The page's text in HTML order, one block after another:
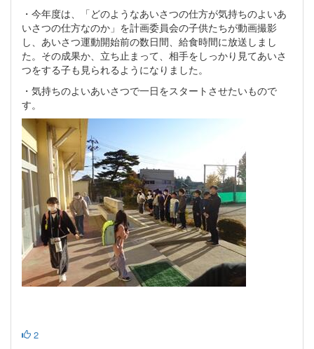
・今年度は、「どのようなあいさつの仕方が気持ちのよいあ
いさつの仕方なのか」を計画委員会の子供たちが動画撮影
し、あいさつ運動開始前の数日間、給食時間に放送しまし
た。その成果か、立ち止まって、相手をしっかり見てあいさ
つをする子も見られるようになりました。
・気持ちのよいあいさつで一日をスタートさせたいもので
す。
2